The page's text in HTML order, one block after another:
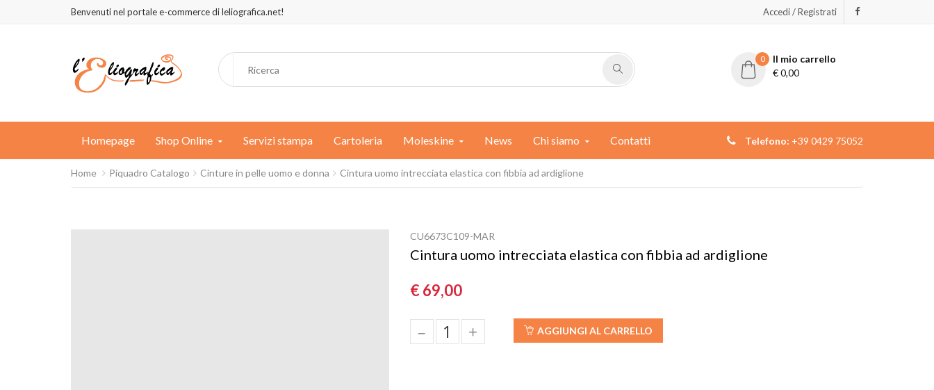
Benvenuti nel portale e-commerce di leliografica.net! Accedi / Registrati
0
Il mio carrello
€0,00
Homepage Shop Online Servizi stampa Cartoleria Moleskine News Chi siamo Contatti Telefono: +39 0429 75052
Home Piquadro Catalogo Cinture in pelle uomo e donna Cintura uomo intrecciata elastica con fibbia ad ardiglione
CU6673C109-MAR
Cintura uomo intrecciata elastica con fibbia ad ardiglione
€ 69,00
– + AGGIUNGI AL CARRELLO